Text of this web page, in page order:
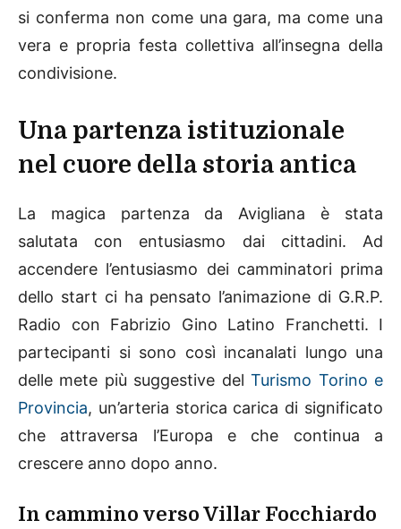
si conferma non come una gara, ma come una
vera e propria festa collettiva all’insegna della
condivisione.
Una partenza istituzionale
nel cuore della storia antica
La magica partenza da Avigliana è stata
salutata con entusiasmo dai cittadini. Ad
accendere l’entusiasmo dei camminatori prima
dello start ci ha pensato l’animazione di G.R.P.
Radio con Fabrizio Gino Latino Franchetti. I
partecipanti si sono così incanalati lungo una
delle mete più suggestive delTurismo Torino e
Provincia, un’arteria storica carica di significato
che attraversa l’Europa e che continua a
crescere anno dopo anno.
In cammino verso Villar Focchiardo